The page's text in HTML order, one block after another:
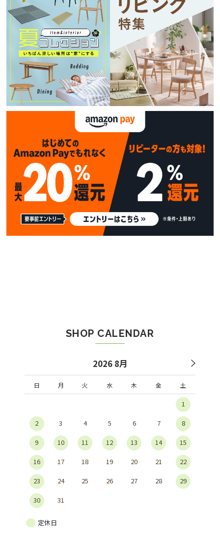
SHOP CALENDAR
2026 8月
日 月 火 水 木 金 土
1
2 3 4 5 6 7 8
9 10 11 12 13 14 15
16 17 18 19 20 21 22
23 24 25 26 27 28 29
30 31
定休日